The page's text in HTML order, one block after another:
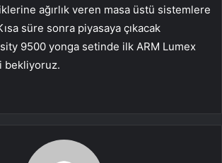
ağırlık veren masa üstü sistemlere
süre sonra piyasaya çıkacak
9500 yonga setinde ilk ARM Lumex
bekliyoruz.